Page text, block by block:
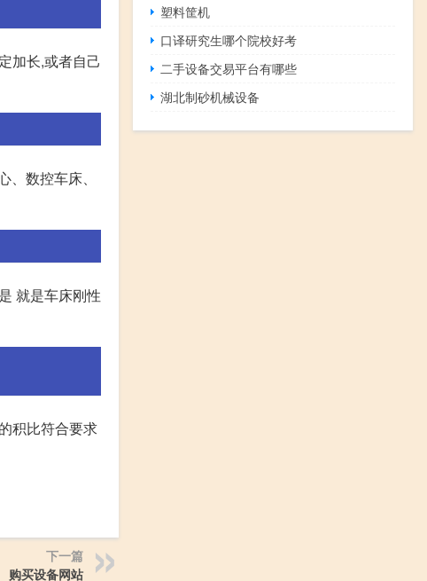
加长,或者自己
数控车床、
就是车床刚性
积比符合要求
下一篇
购买设备网站
塑料筐机
口译研究生哪个院校好考
二手设备交易平台有哪些
湖北制砂机械设备